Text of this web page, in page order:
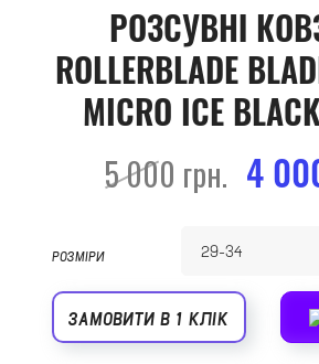
РОЗСУВНІ
ROLLERBLADE
MICRO ICE
5 000 грн. 4
РОЗМІРИ
ЗАМОВИТИ В 1 КЛІК